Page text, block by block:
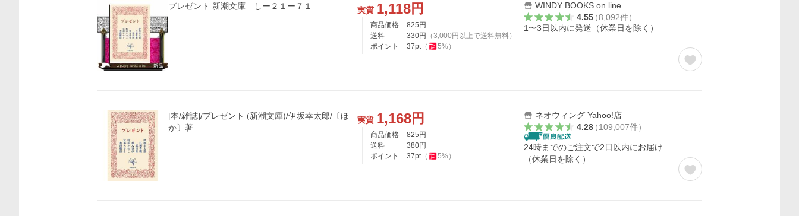
プレゼント 新潮文庫 しー２１ー７１ 実質 1,118円
商品価格 825 円
送料
330円 （3,000 円以上で送料無料）
ポイント
37pt（ 5%）
WINDY BOOKS on line
4.55（8,092件）
1〜3日以内に発送（休業日を除く）
[本/雑誌]/プレゼント (新潮文庫)/伊坂幸太郎/〔ほ
か〕著
実質 1,168円
商品価格 825 円
送料
380円
ポイント
37pt（ 5%）
ネオウィング Yahoo!店
4.28（109,007件）
24時までのご注文で2日以内にお届け
（休業日を除く）